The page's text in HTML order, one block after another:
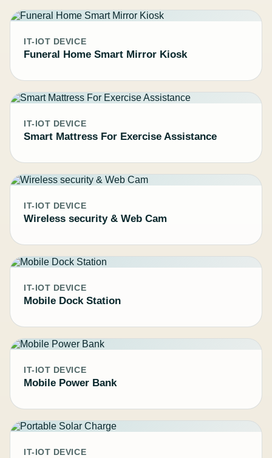
IT-IOT DEVICE
Funeral Home Smart Mirror Kiosk
IT-IOT DEVICE
Smart Mattress For Exercise Assistance
IT-IOT DEVICE
Wireless security & Web Cam
IT-IOT DEVICE
Mobile Dock Station
IT-IOT DEVICE
Mobile Power Bank
IT-IOT DEVICE